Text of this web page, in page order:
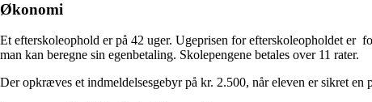
Økonomi
Et efterskoleophold er på 42 uger. Ugeprisen for efterskoleopholdet er
man kan beregne sin egenbetaling. Skolepengene betales over 11 rater.
Der opkræves et indmeldelsesgebyr på kr. 2.500, når eleven er sikret en